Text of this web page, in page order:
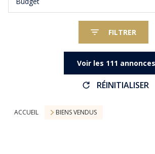
FILTRER
Voir les 111 annonces
RÉINITIALISER
ACCUEIL BIENS VENDUS